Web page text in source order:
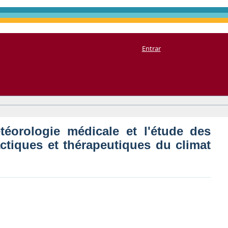
médicale et l'étude des
du climat sur
Entrar
médicale et l'étude des
et thérapeutiques du climat